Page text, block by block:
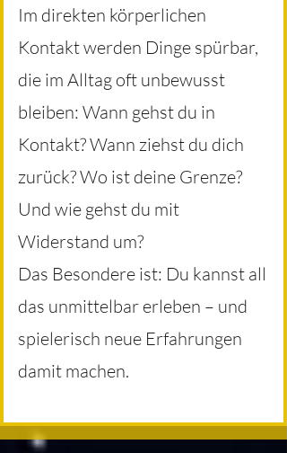
Im direkten körperlichen
Kontakt werden Dinge spürbar,
die im Alltag oft unbewusst
bleiben: Wann gehst du in
Kontakt? Wann ziehst du dich
zurück? Wo ist deine Grenze?
Und wie gehst du mit
Widerstand um?
Das Besondere ist: Du kannst all
das unmittelbar erleben – und
spielerisch neue Erfahrungen
damit machen.